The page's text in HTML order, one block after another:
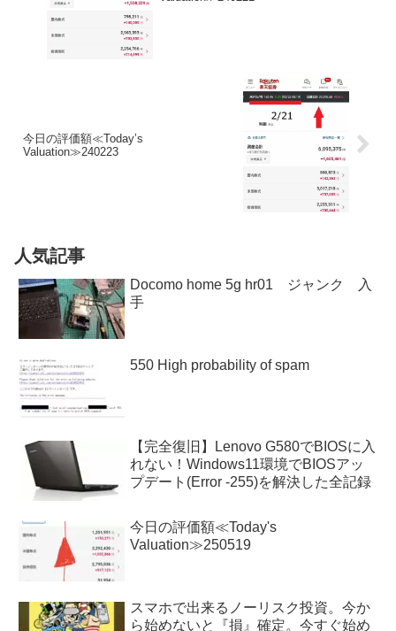
今日の評価額≪Today’s
Valuation≫240223
人気記事
Docomo home 5g hr01 ジャンク 入
手
550 High probability of spam
【完全復旧】Lenovo G580でBIOSに入
れない！Windows11環境でBIOSアッ
プデート(Error -255)を解決した全記録
今日の評価額≪Today's
Valuation≫250519
スマホで出来るノーリスク投資。今か
ら始めないと『損』確定。今すぐ始め